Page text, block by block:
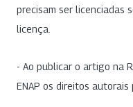
precisam ser licenciadas
licença.
- Ao publicar o artigo na
ENAP os direitos